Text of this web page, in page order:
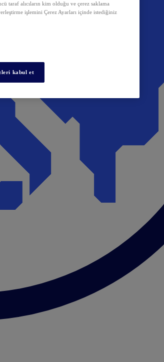
taraf alıcıların kim olduğu ve çerez saklama
işlemini Çerez Ayarları içinde istediğiniz
kabul et